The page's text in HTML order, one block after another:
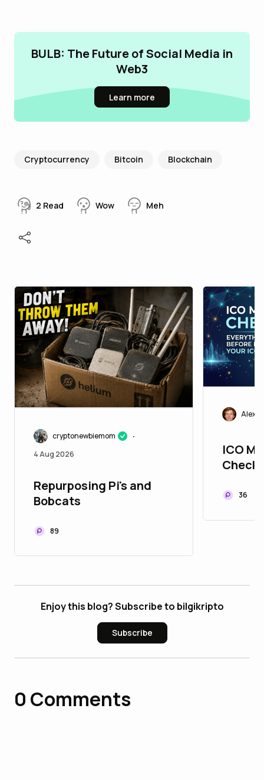
BULB: The Future of Social Media in
Web3
Learn more
Cryptocurrency Bitcoin Blockchain
2 Read Wow Meh
cryptonewbiemom •
4 Aug 2026
Repurposing Pi's and
Bobcats
89
ICO
36
Enjoy this blog? Subscribe to bilgikripto
Subscribe
0 Comments